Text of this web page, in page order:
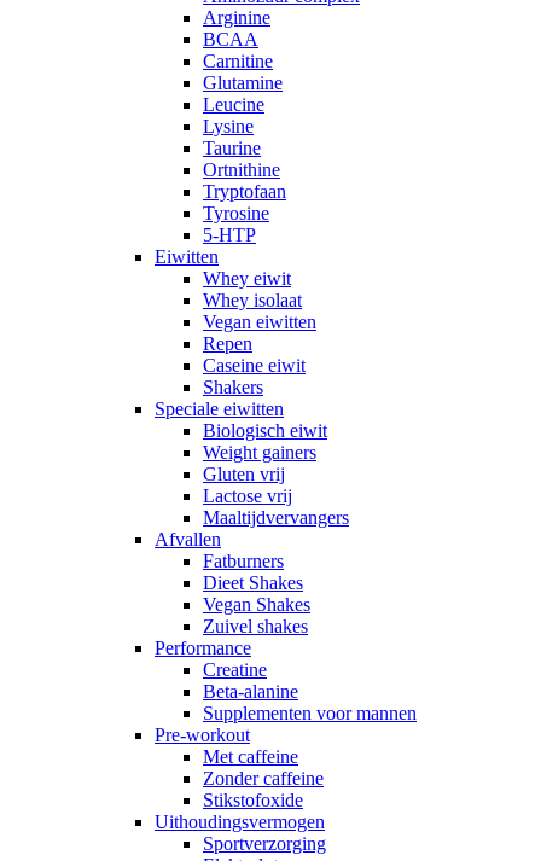
Arginine
BCAA
Carnitine
Glutamine
Leucine
Lysine
Taurine
Ortnithine
Tryptofaan
Tyrosine
5-HTP
Eiwitten
Whey eiwit
Whey isolaat
Vegan eiwitten
Repen
Caseine eiwit
Shakers
Speciale eiwitten
Biologisch eiwit
Weight gainers
Gluten vrij
Lactose vrij
Maaltijdvervangers
Afvallen
Fatburners
Dieet Shakes
Vegan Shakes
Zuivel shakes
Performance
Creatine
Beta-alanine
Supplementen voor mannen
Pre-workout
Met caffeine
Zonder caffeine
Stikstofoxide
Uithoudingsvermogen
Sportverzorging